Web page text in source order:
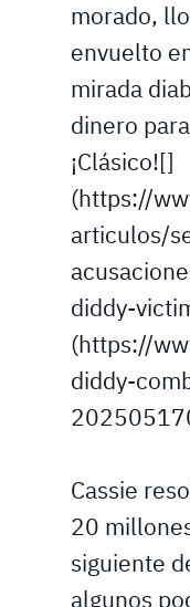
morado,
envuelto
mirada
dinero
¡Clásico![]
(https://
articulos/
diddy-
(https://
diddy-
Cassie
20
siguiente
algunos